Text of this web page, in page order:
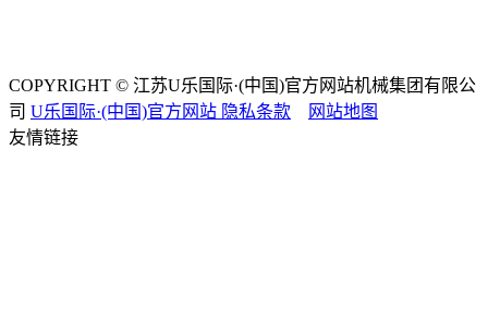
COPYRIGHT © 江苏U乐国际·(中国)官方网站机械集团有限公
司 U乐国际·(中国)官方网站 隐私条款
网站地图
友情链接